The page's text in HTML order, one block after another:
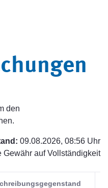
den
09.08.2026, 08:56 Uhr
Gewähr auf Vollständigkeit